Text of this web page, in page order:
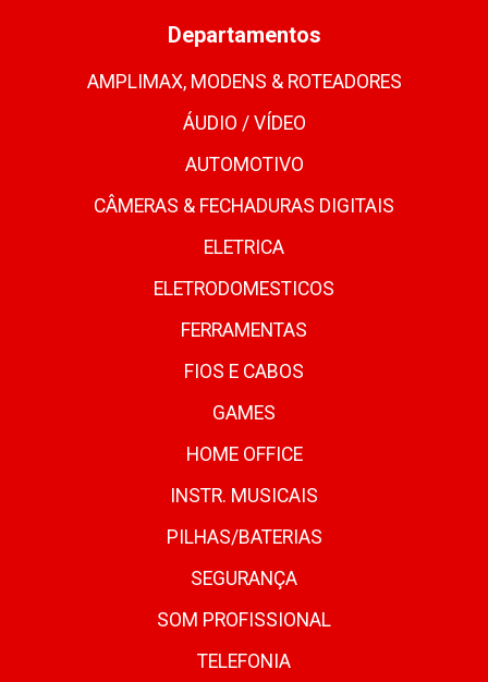
Departamentos
AMPLIMAX, MODENS & ROTEADORES
ÁUDIO / VÍDEO
AUTOMOTIVO
CÂMERAS & FECHADURAS DIGITAIS
ELETRICA
ELETRODOMESTICOS
FERRAMENTAS
FIOS E CABOS
GAMES
HOME OFFICE
INSTR. MUSICAIS
PILHAS/BATERIAS
SEGURANÇA
SOM PROFISSIONAL
TELEFONIA